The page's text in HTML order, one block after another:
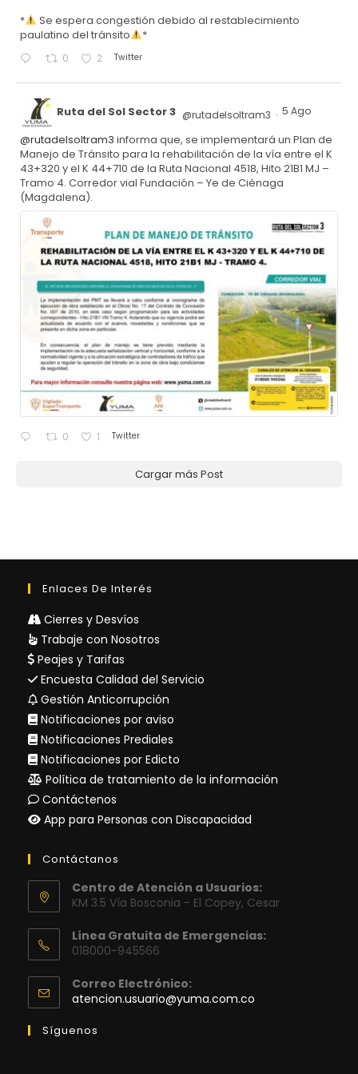
*
Se espera congestión debido al restablecimiento
paulatino del tránsito
*
0 2 Twitter
Ruta del Sol Sector 3 @rutadelsoltram3 · 5 Ago
@rutadelsoltram3 informa que, se implementará un Plan de
Manejo de Tránsito para la rehabilitación de la vía entre el K
43+320 y el K 44+710 de la Ruta Nacional 4518, Hito 21B1 MJ –
Tramo 4. Corredor vial Fundación – Ye de Ciénaga
(Magdalena).
0 1 Twitter
Cargar más Post
Enlaces De Interés
Cierres y Desvíos
Trabaje con Nosotros
Peajes y Tarifas
Encuesta Calidad del Servicio
Gestión Anticorrupción
Notificaciones por aviso
Notificaciones Prediales
Notificaciones por Edicto
Política de tratamiento de la información
Contáctenos
App para Personas con Discapacidad
Contáctanos
Centro de Atención a Usuarios:
KM 3.5 Vía Bosconia - El Copey, Cesar
Línea Gratuita de Emergencias:
018000-945566
Correo Electrónico:
atencion.usuario@yuma.com.co
Síguenos